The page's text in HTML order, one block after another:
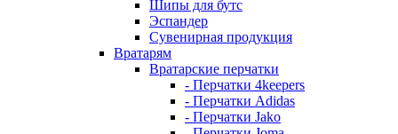
Шипы для бутс
Эспандер
Сувенирная продукция
Вратарям
Вратарские перчатки
- Перчатки 4keepers
- Перчатки Adidas
- Перчатки Jako